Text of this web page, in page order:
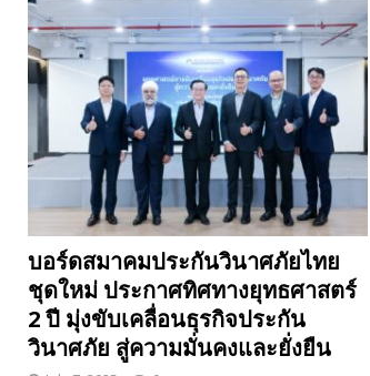
บอร์ดสมาคมประกันวินาศภัยไทย
ชุดใหม่ ประกาศทิศทางยุทธศาสตร์
2 ปี มุ่งขับเคลื่อนธุรกิจประกัน
วินาศภัย สู่ความมั่นคงและยั่งยืน